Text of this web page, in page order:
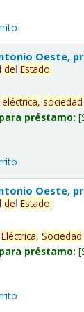
Oeste,
delEstado.
eléctrica, sociedad
préstamo:
Oeste,
delEstado.
Eléctrica, Sociedad
préstamo: